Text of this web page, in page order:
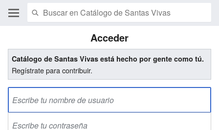
Acceder
Catálogo de Santas Vivas está hecho por gente como tú.
Regístrate para contribuir.